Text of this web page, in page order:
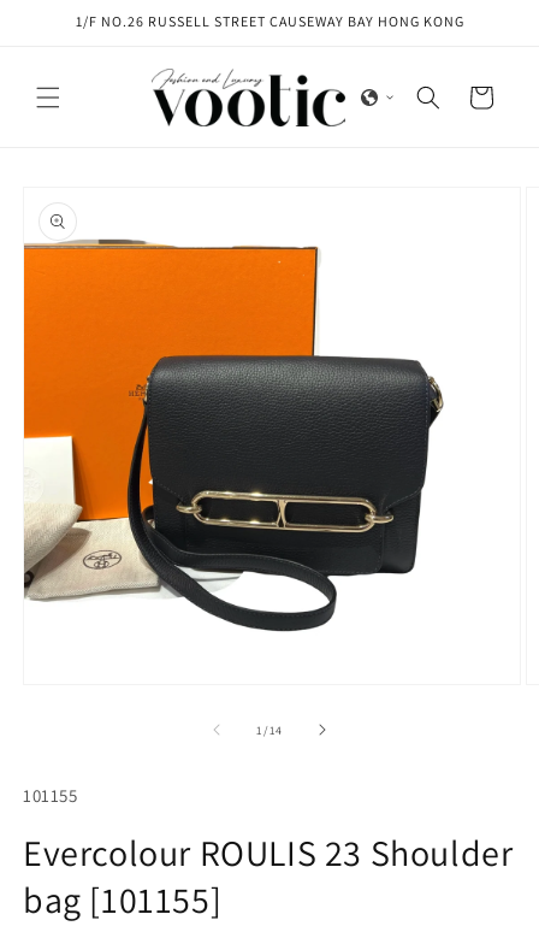
Skip to1/F NO.26 RUSSELL STREET CAUSEWAY BAY HONG KONG
Cart
product
information
1/of
14
SKU:
101155
Evercolour ROULIS 23 Shoulder
bag [101155]